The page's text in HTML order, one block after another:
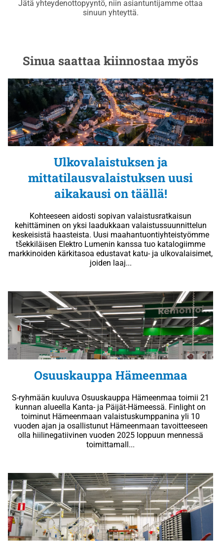
Jätä yhteydenottopyyntö, niin asiantuntijamme ottaa
sinuun yhteyttä.
Sinua saattaa kiinnostaa myös
Ulkovalaistuksen ja
mittatilausvalaistuksen uusi
aikakausi on täällä!
Kohteeseen aidosti sopivan valaistusratkaisun
kehittäminen on yksi laadukkaan valaistussuunnittelun
keskeisistä haasteista. Uusi maahantuontiyhteistyömme
tšekkiläisen Elektro Lumenin kanssa tuo katalogiimme
markkinoiden kärkitasoa edustavat katu- ja ulkovalaisimet,
joiden laaj...
Osuuskauppa Hämeenmaa
S-ryhmään kuuluva Osuuskauppa Hämeenmaa toimii 21
kunnan alueella Kanta- ja Päijät-Hämeessä. Finlight on
toiminut Hämeenmaan valaistuskumppanina yli 10
vuoden ajan ja osallistunut Hämeenmaan tavoitteeseen
olla hiilinegatiivinen vuoden 2025 loppuun mennessä
toimittamall...